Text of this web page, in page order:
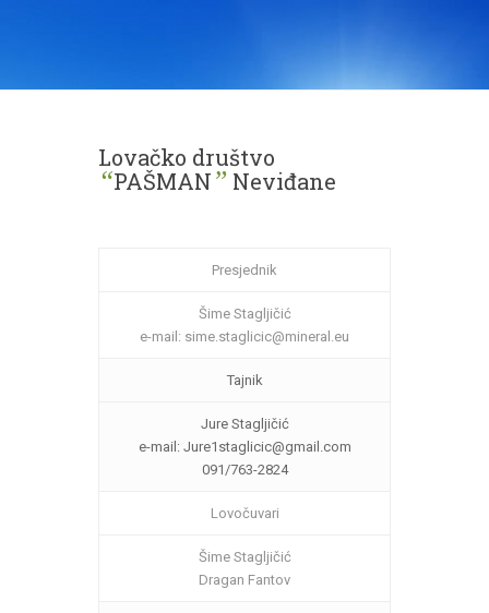
Lovačko društvo
“PAŠMAN” Neviđane
Presjednik
Šime Stagljičić
e-mail: sime.staglicic@mineral.eu
Tajnik
Jure Stagljičić
e-mail: Jure1staglicic@gmail.com
091/763-2824
Lovočuvari
Šime Stagljičić
Dragan Fantov